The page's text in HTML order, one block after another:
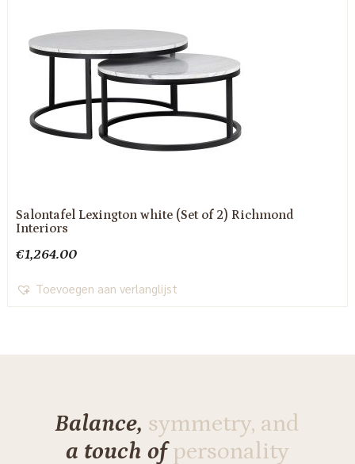
Salontafel Lexington white (Set of 2) Richmond
Interiors
€1,264.00
Toevoegen aan verlanglijst
Balance, symmetry, and
a touch ofpersonality